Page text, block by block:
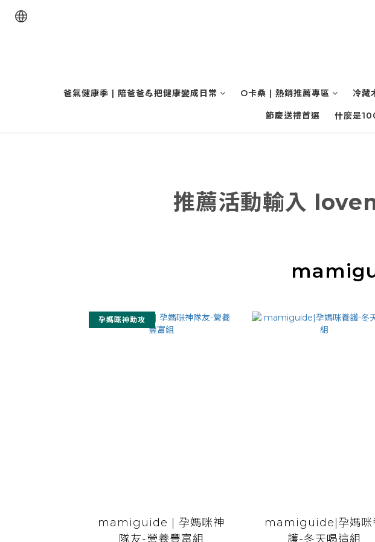
爸氣健康季 | 陪爸爸💪把健康變成日常 O卡桑 | 熱銷推薦專區 冷藏
節慶送禮首選 什麼是
推薦活動輸入
孕媽咪神助攻
mamiguide | 孕媽咪神
隊友-營養豐富組
mamiguide|孕媽咪
護-冬天喝這組